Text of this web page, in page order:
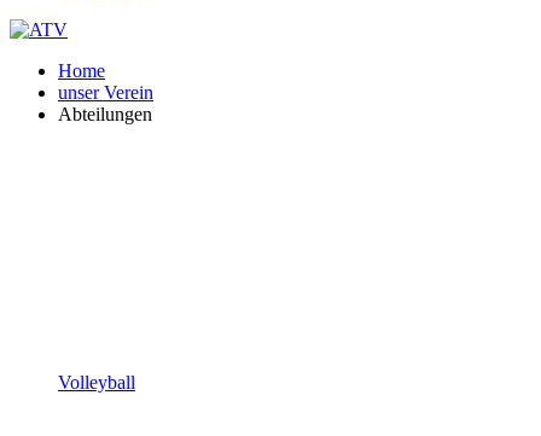
Home
unser Verein
Abteilungen
Volleyball